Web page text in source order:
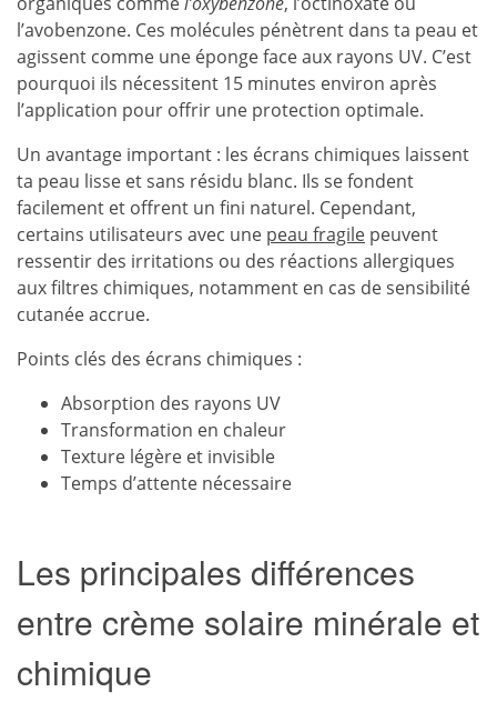
l’avobenzone. Ces molécules pénètrent dans ta peau et
agissent comme une éponge face aux rayons UV. C’est
pourquoi ils nécessitent 15 minutes environ après
l’application pour offrir une protection optimale.
Un avantage important : les écrans chimiques laissent
ta peau lisse et sans résidu blanc. Ils se fondent
facilement et offrent un fini naturel. Cependant,
certains utilisateurs avec une peau fragile peuvent
ressentir des irritations ou des réactions allergiques
aux filtres chimiques, notamment en cas de sensibilité
cutanée accrue.
Points clés des écrans chimiques :
Absorption des rayons UV
Transformation en chaleur
Texture légère et invisible
Temps d’attente nécessaire
Les principales différences
entre crème solaire minérale et
chimique